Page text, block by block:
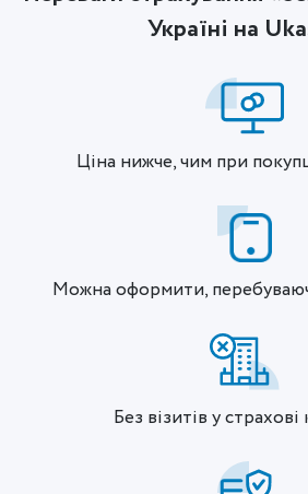
Україні на
Ціна нижче, чим при
Можна оформити,
Без візитів у страхові